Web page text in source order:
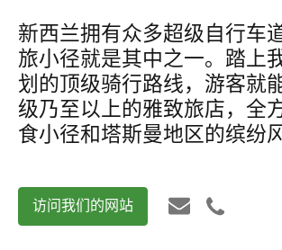
新西兰拥有众多超级自行车
旅小径就是其中之一。踏上
划的顶级骑行路线，游客就
级乃至以上的雅致旅店，全
食小径和塔斯曼地区的缤纷风
访问我们的网站